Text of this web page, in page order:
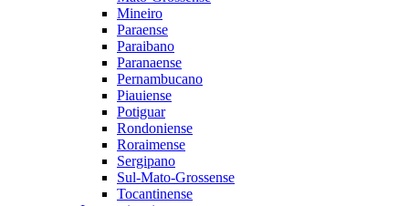
Mineiro
Paraense
Paraibano
Paranaense
Pernambucano
Piauiense
Potiguar
Rondoniense
Roraimense
Sergipano
Sul-Mato-Grossense
Tocantinense